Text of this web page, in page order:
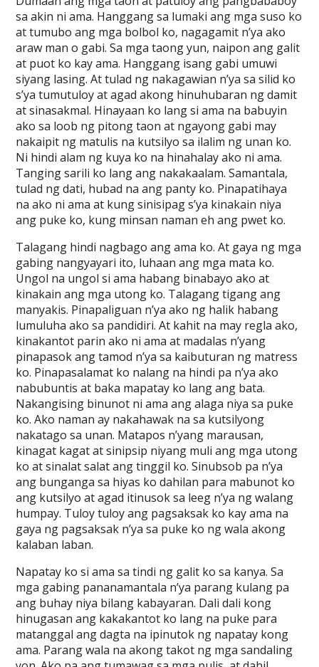
sa akin ni ama. Hanggang sa lumaki ang mga suso ko
at tumubo ang mga bolbol ko, nagagamit n’ya ako
araw man o gabi. Sa mga taong yun, naipon ang galit
at puot ko kay ama. Hanggang isang gabi umuwi
siyang lasing. At tulad ng nakagawian n’ya sa silid ko
s’ya tumutuloy at agad akong hinuhubaran ng damit
at sinasakmal. Hinayaan ko lang si ama na babuyin
ako sa loob ng pitong taon at ngayong gabi may
nakaipit ng matulis na kutsilyo sa ilalim ng unan ko.
Ni hindi alam ng kuya ko na hinahalay ako ni ama.
Tanging sarili ko lang ang nakakaalam. Samantala,
tulad ng dati, hubad na ang panty ko. Pinapatihaya
na ako ni ama at kung sinisipag s’ya kinakain niya
ang puke ko, kung minsan naman eh ang pwet ko.
Talagang hindi nagbago ang ama ko. At gaya ng mga
gabing nangyayari ito, luhaan ang mga mata ko.
Ungol na ungol si ama habang binabayo ako at
kinakain ang mga utong ko. Talagang tigang ang
manyakis. Pinapaliguan n’ya ako ng halik habang
lumuluha ako sa pandidiri. At kahit na may regla ako,
kinakantot parin ako ni ama at madalas n’yang
pinapasok ang tamod n’ya sa kaibuturan ng matress
ko. Pinapasalamat ko nalang na hindi pa n’ya ako
nabubuntis at baka mapatay ko lang ang bata.
Nakangising binunot ni ama ang alaga niya sa puke
ko. Ako naman ay nakahawak na sa kutsilyong
nakatago sa unan. Matapos n’yang marausan,
kinagat kagat at sinipsip niyang muli ang mga utong
ko at sinalat salat ang tinggil ko. Sinubsob pa n’ya
ang bunganga sa hiyas ko dahilan para mabunot ko
ang kutsilyo at agad itinusok sa leeg n’ya ng walang
humpay. Tuloy tuloy ang pagsaksak ko kay ama na
gaya ng pagsaksak n’ya sa puke ko ng wala akong
kalaban laban.
Napatay ko si ama sa tindi ng galit ko sa kanya. Sa
mga gabing pananamantala n’ya parang kulang pa
ang buhay niya bilang kabayaran. Dali dali kong
hinugasan ang kakakantot ko lang na puke para
matanggal ang dagta na ipinutok ng napatay kong
ama. Parang wala na akong takot ng mga sandaling